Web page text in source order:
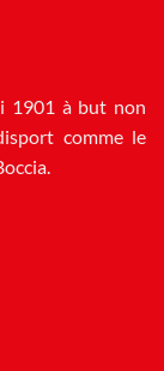
1901 à but non
comme le